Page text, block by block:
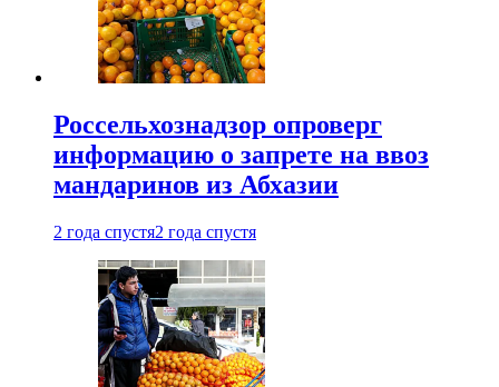
Россельхознадзор опроверг
информацию о запрете на ввоз
мандаринов из Абхазии
2 года спустя2 года спустя